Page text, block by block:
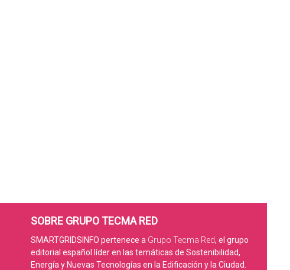
SOBRE GRUPO TECMA RED
SMARTGRIDSINFO pertenece a Grupo Tecma Red, el grupo
editorial español líder en las temáticas de Sostenibilidad,
Energía y Nuevas Tecnologías en la Edificación y la Ciudad.